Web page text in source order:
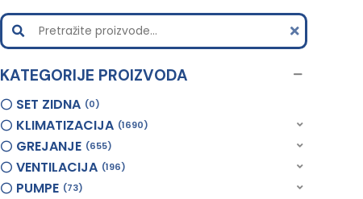
KATEGORIJE PROIZVODA
SET ZIDNA 0
KLIMATIZACIJA 1690
GREJANJE 655
VENTILACIJA 196
PUMPE 73